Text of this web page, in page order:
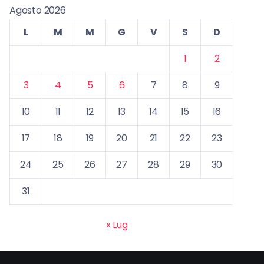
Agosto 2026
L
M M G V S
D
1
2
3
4 5 6 7 8
9
10
11 12 13 14 15
16
17
18 19 20 21 22
23
24
25 26 27 28 29
30
31
« Lug